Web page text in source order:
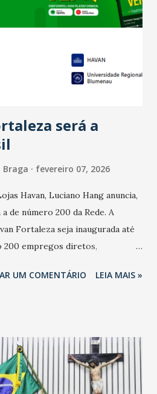
em novembro de 2025, 40% dos
com lucro e outros 40%
Já o percentual de
ficou em 19%, pouco abaixo
Outros 1% não existiam em
o faturamento também
pesquisa, 44% dos n...
será a
Braga fevereiro 07, 2026
Havan, Luciano Hang anuncia,
de número 200 da Rede. A
Fortaleza seja inaugurada até
200 empregos diretos,
foi anunciada oficialmente, mas
UM COMENTÁRIO LEIA MAIS »